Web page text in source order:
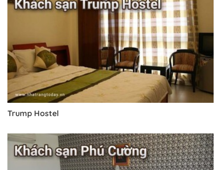
Trump Hostel